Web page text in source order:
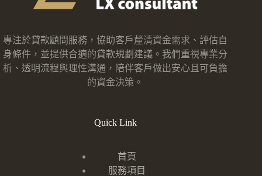
專注於貸款顧問服務，協助客戶釐清資金需求、評估自
身條件，並提供合適的貸款規劃建議。我們重視專業分
析、透明流程與理性溝通，陪伴客戶做出安心且可負擔
的資金決策。
Quick Link
首頁
服務項目